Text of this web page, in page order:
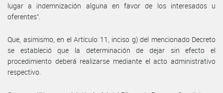
lugar a indemnización alguna en favor de los interesados u
oferentes”.
Que, asimismo, en el Artículo 11, inciso g) del mencionado Decreto
se estableció que la determinación de dejar sin efecto el
procedimiento deberá realizarse mediante el acto administrativo
respectivo.